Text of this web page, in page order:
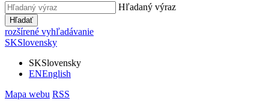
Hľadaný výraz
Hľadať
rozšírené vyhľadávanie
SKSlovensky
SKSlovensky
ENEnglish
Mapa webu RSS